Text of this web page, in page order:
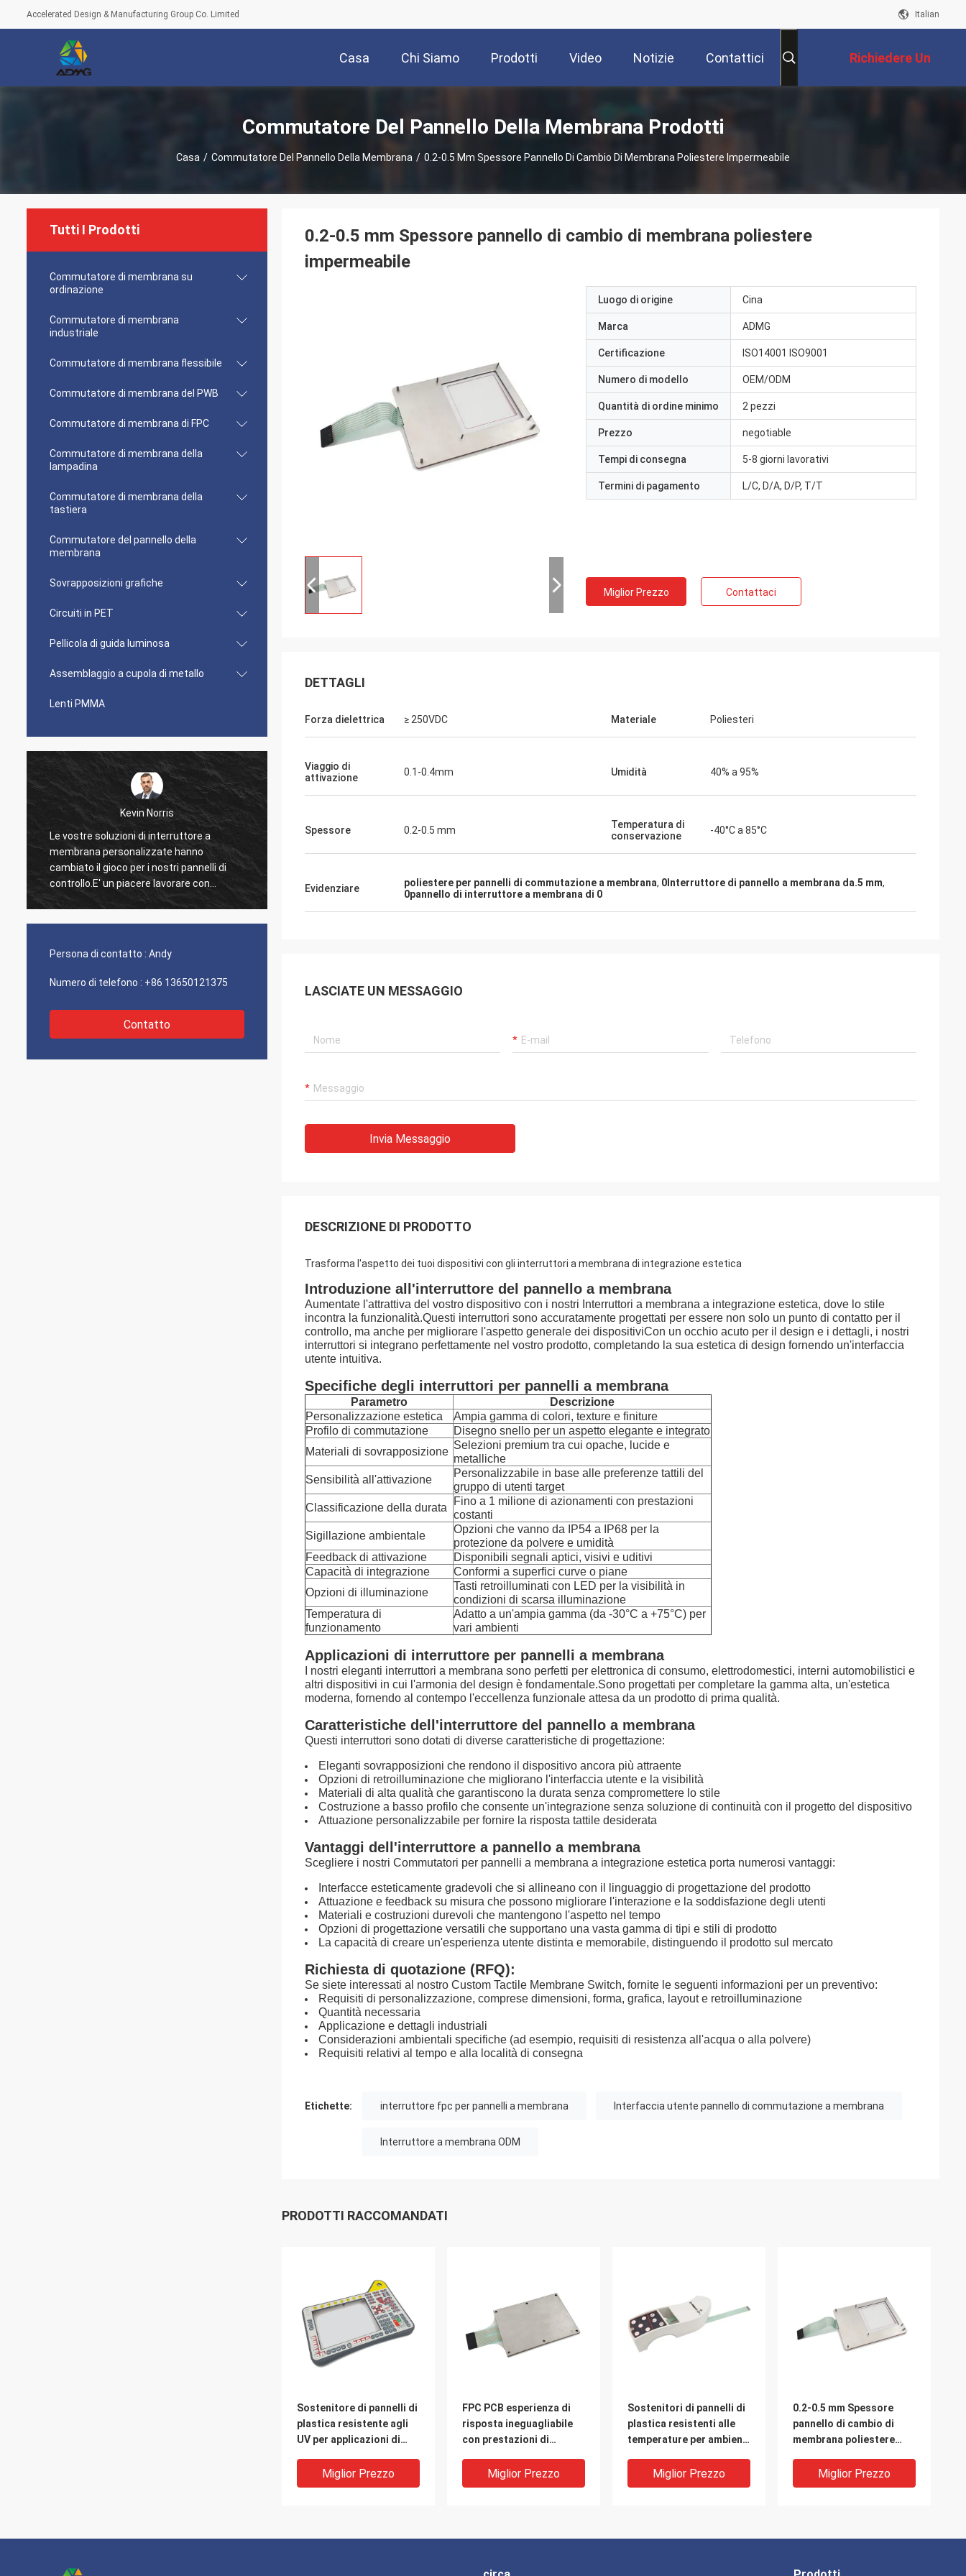
Accelerated Design & Manufacturing Group Co. Limited Italian
Casa Chi Siamo Prodotti Video Notizie Contattici Richiedere Un
Preventivo
Commutatore Del Pannello Della Membrana Prodotti
Casa / Commutatore Del Pannello Della Membrana / 0.2-0.5 Mm Spessore Pannello Di Cambio Di Membrana Poliestere Impermeabile
Tutti I Prodotti
Commutatore di membrana su
ordinazione
Commutatore di membrana
industriale
Commutatore di membrana flessibile
Commutatore di membrana del PWB
Commutatore di membrana di FPC
Commutatore di membrana della
lampadina
Commutatore di membrana della
tastiera
Commutatore del pannello della
membrana
Sovrapposizioni grafiche
Circuiti in PET
Pellicola di guida luminosa
Assemblaggio a cupola di metallo
Lenti PMMA
Kevin Norris
Le vostre soluzioni di interruttore a
membrana personalizzate hanno
cambiato il gioco per i nostri pannelli di
controllo.E' un piacere lavorare con
un'azienda che capisce così bene i nostri
Volevo solo esprimere la mia gratitudine
per l'eccezionale servizio clienti fornito
continuare la nostra partnership.
Siamo rimasti colpiti dalla velocità di
consegna e dalla qualità degli interruttori
per averci aiutato a mantenere la qualità
del prodotto.!
dimostrati incredibilmente affidabili e
produzione.E' fantastico lavorare con un
elevati standard di qualità e servizio..
Persona di contatto : Andy
Numero di telefono : +86 13650121375
Contatto
0.2-0.5 mm Spessore pannello di cambio di membrana poliestere
impermeabile
Luogo di origine Cina
Marca ADMG
Certificazione ISO14001 ISO9001
Numero di modello OEM/ODM
Quantità di ordine minimo 2 pezzi
Prezzo negotiable
Tempi di consegna 5-8 giorni lavorativi
Termini di pagamento L/C, D/A, D/P, T/T
Miglior Prezzo Contattaci
DETTAGLI
Forza dielettrica ≥ 250VDC Materiale Poliesteri
Viaggio di
attivazione
0.1-0.4mm Umidità 40% a 95%
Spessore 0.2-0.5 mm
Temperatura di
conservazione
-40°C a 85°C
Evidenziare poliestere per pannelli di commutazione a membrana, 0Interruttore di pannello a membrana da.5 mm,
0pannello di interruttore a membrana di 0
LASCIATE UN MESSAGGIO
Invia Messaggio
DESCRIZIONE DI PRODOTTO
Trasforma l'aspetto dei tuoi dispositivi con gli interruttori a membrana di integrazione estetica
Introduzione all'interruttore del pannello a membrana
Aumentate l'attrattiva del vostro dispositivo con i nostri Interruttori a membrana a integrazione estetica, dove lo stile
incontra la funzionalità.Questi interruttori sono accuratamente progettati per essere non solo un punto di contatto per il
controllo, ma anche per migliorare l'aspetto generale dei dispositiviCon un occhio acuto per il design e i dettagli, i nostri
interruttori si integrano perfettamente nel vostro prodotto, completando la sua estetica di design fornendo un'interfaccia
utente intuitiva.
Specifiche degli interruttori per pannelli a membrana
Parametro
Descrizione
Personalizzazione estetica
Ampia gamma di colori, texture e finiture
Profilo di commutazione
Disegno snello per un aspetto elegante e integrato
Materiali di sovrapposizione
Selezioni premium tra cui opache, lucide e
metalliche
Sensibilità all'attivazione
Personalizzabile in base alle preferenze tattili del
gruppo di utenti target
Classificazione della durata
Fino a 1 milione di azionamenti con prestazioni
costanti
Sigillazione ambientale
Opzioni che vanno da IP54 a IP68 per la
protezione da polvere e umidità
Feedback di attivazione
Disponibili segnali aptici, visivi e uditivi
Capacità di integrazione
Conformi a superfici curve o piane
Opzioni di illuminazione
Tasti retroilluminati con LED per la visibilità in
condizioni di scarsa illuminazione
Temperatura di
funzionamento
Adatto a un'ampia gamma (da -30°C a +75°C) per
vari ambienti
Applicazioni di interruttore per pannelli a membrana
I nostri eleganti interruttori a membrana sono perfetti per elettronica di consumo, elettrodomestici, interni automobilistici e
altri dispositivi in cui l'armonia del design è fondamentale.Sono progettati per completare la gamma alta, un'estetica
moderna, fornendo al contempo l'eccellenza funzionale attesa da un prodotto di prima qualità.
Caratteristiche dell'interruttore del pannello a membrana
Questi interruttori sono dotati di diverse caratteristiche di progettazione:
Eleganti sovrapposizioni che rendono il dispositivo ancora più attraente
Opzioni di retroilluminazione che migliorano l'interfaccia utente e la visibilità
Materiali di alta qualità che garantiscono la durata senza compromettere lo stile
Costruzione a basso profilo che consente un'integrazione senza soluzione di continuità con il progetto del dispositivo
Attuazione personalizzabile per fornire la risposta tattile desiderata
Vantaggi dell'interruttore a pannello a membrana
Scegliere i nostri Commutatori per pannelli a membrana a integrazione estetica porta numerosi vantaggi:
Interfacce esteticamente gradevoli che si allineano con il linguaggio di progettazione del prodotto
Attuazione e feedback su misura che possono migliorare l'interazione e la soddisfazione degli utenti
Materiali e costruzioni durevoli che mantengono l'aspetto nel tempo
Opzioni di progettazione versatili che supportano una vasta gamma di tipi e stili di prodotto
La capacità di creare un'esperienza utente distinta e memorabile, distinguendo il prodotto sul mercato
Richiesta di quotazione (RFQ):
Se siete interessati al nostro Custom Tactile Membrane Switch, fornite le seguenti informazioni per un preventivo:
Requisiti di personalizzazione, comprese dimensioni, forma, grafica, layout e retroilluminazione
Quantità necessaria
Applicazione e dettagli industriali
Considerazioni ambientali specifiche (ad esempio, requisiti di resistenza all'acqua o alla polvere)
Requisiti relativi al tempo e alla località di consegna
Etichette: interruttore fpc per pannelli a membrana Interfaccia utente pannello di commutazione a membrana
Interruttore a membrana ODM
PRODOTTI RACCOMANDATI
Sostenitore di pannelli di
plastica resistente agli
UV per applicazioni di
esigentiMiglior Prezzo
FPC PCB esperienza di
risposta ineguagliabile
con prestazioni di
membrana Switch
Miglior Prezzo
Sostenitori di pannelli di
plastica resistenti alle
temperature per ambienti
Miglior Prezzo
0.2-0.5 mm Spessore
pannello di cambio di
membrana poliestere
Miglior Prezzo